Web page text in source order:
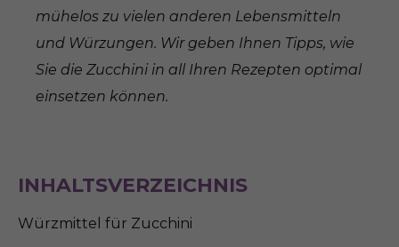
mühelos zu vielen anderen Lebensmitteln
und Würzungen. Wir geben Ihnen Tipps, wie
Sie die Zucchini in all Ihren Rezepten optimal
einsetzen können.
INHALTSVERZEICHNIS
Würzmittel für Zucchini